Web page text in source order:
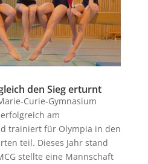
den Sieg erturnt
Curie-Gymnasium
am
trainiert für Olympia in den
teil. Dieses Jahr stand
stellte eine Mannschaft